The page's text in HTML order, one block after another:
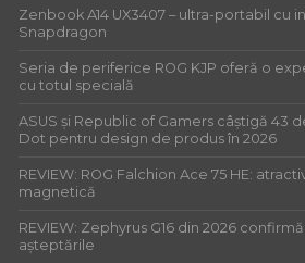
Zenbook A14 UX3407 – ultra-portabil cu
Snapdragon
Seria de periferice ROG KJP oferă o
cu totul specială
ASUS și Republic of Gamers câștigă 43
Dot pentru design de produs în 2026
REVIEW: ROG Falchion Ace 75 HE:
magnetică
REVIEW: Zephyrus G16 din 2026
așteptările